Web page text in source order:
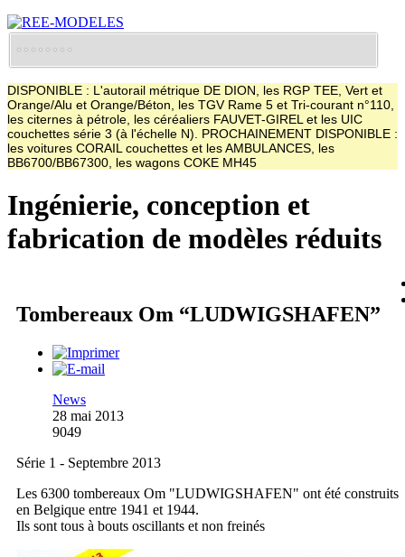
DISPONIBLE : L'autorail métrique DE DION, les RGP TEE, Vert et
Orange/Alu et Orange/Béton, les TGV Rame 5 et Tri-courant n°110,
les citernes à pétrole, les céréaliers FAUVET-GIREL et les UIC
couchettes série 3 (à l'échelle N). PROCHAINEMENT DISPONIBLE :
les voitures CORAIL couchettes et les AMBULANCES, les
BB6700/BB67300, les wagons COKE MH45
Ingénierie, conception et
fabrication de modèles réduits
Tombereaux Om “LUDWIGSHAFEN”
News
28 mai 2013
9049
Série 1 - Septembre 2013
Les 6300 tombereaux Om "LUDWIGSHAFEN" ont été construits
en Belgique entre 1941 et 1944.
Ils sont tous à bouts oscillants et non freinés